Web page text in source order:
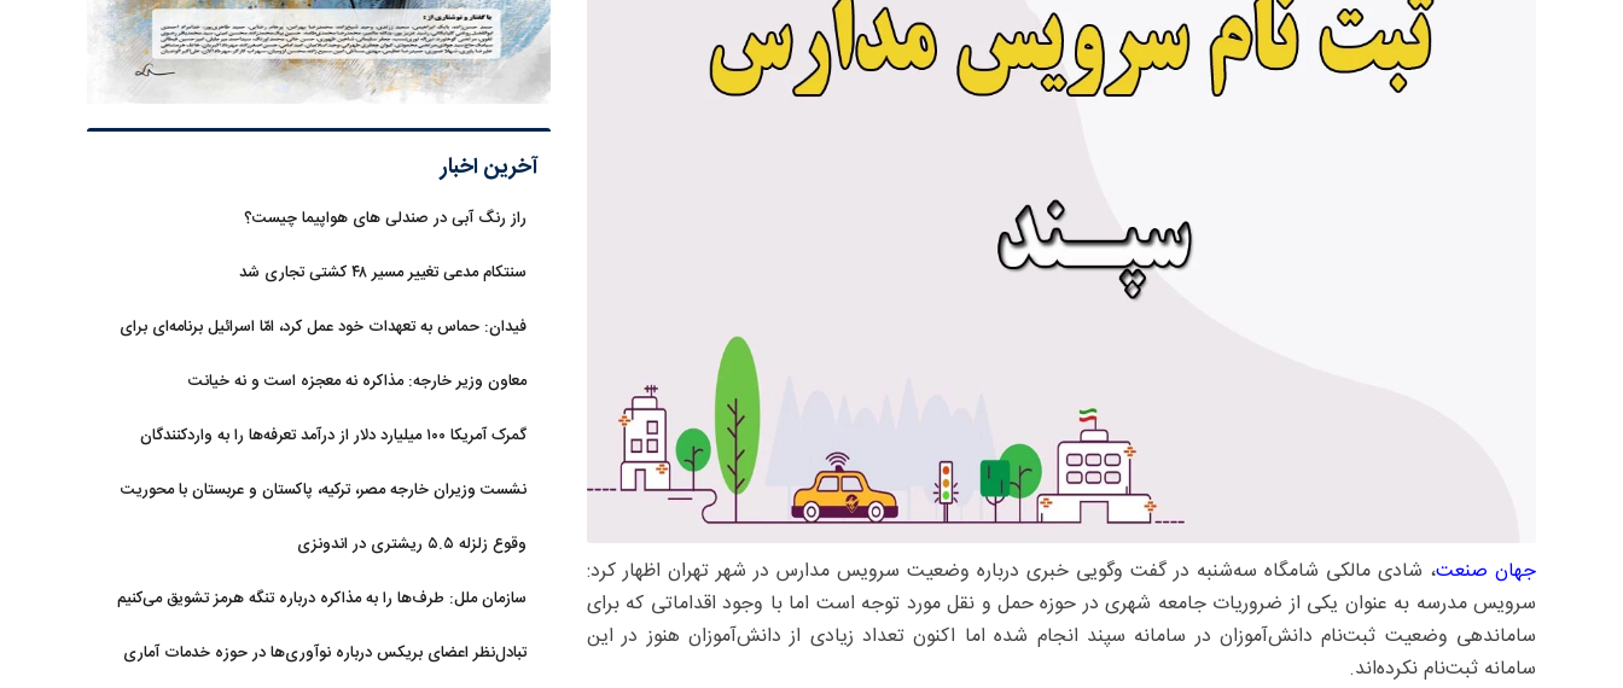
جهان صنعت، شادی مالکی شامگاه سه‌شنبه در گفت وگویی خبری درباره وضعیت سرویس مدارس در شهر تهران اظهار کرد:
سرویس مدرسه به عنوان یکی از ضروریات جامعه شهری در حوزه حمل و نقل مورد توجه است اما با وجود اقداماتی که برای
ساماندهی وضعیت ثبت‌نام دانش‌آموزان در سامانه سپند انجام شده اما اکنون تعداد زیادی از دانش‌آموزان هنوز در این
سامانه ثبت‌نام نکرده‌اند.
آخرین اخبار
راز رنگ آبی در صندلی های هواپیما چیست؟
سنتکام مدعی تغییر مسیر ۴۸ کشتی تجاری شد
فیدان: حماس به تعهدات خود عمل کرد، امّا اسرائیل برنامه‌ای برای
معاون وزیر خارجه: مذاکره نه معجزه است و نه خیانت
گمرک آمریکا ۱۰۰ میلیارد دلار از درآمد تعرفه‌ها را به واردکنندگان
نشست وزیران خارجه مصر، ترکیه، پاکستان و عربستان با محوریت
وقوع زلزله ۵.۵ ریشتری در اندونزی
سازمان ملل: طرف‌ها را به مذاکره درباره تنگه هرمز تشویق می‌کنیم
تبادل‌نظر اعضای بریکس درباره نوآوری‌ها در حوزه خدمات آماری